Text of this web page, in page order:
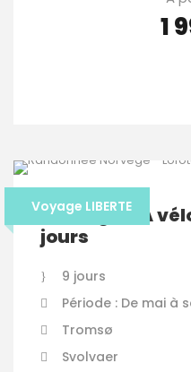
1
Voyage LIBERTE
Norvège – A
jours
9 jours
Période : De mai à
Tromsø
Svolvaer